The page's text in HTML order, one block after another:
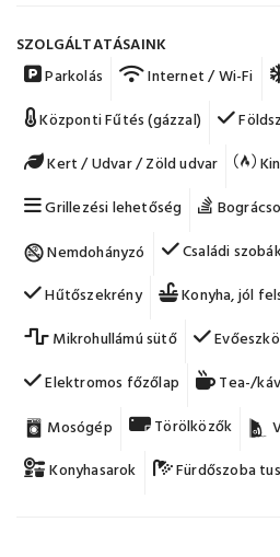
SZOLGÁLTATÁSAINK
Parkolás
Internet / Wi-Fi
Központi Fűtés (gázzal)
Kert / Udvar / Zöld udvar
Grillezési lehetőség
Nemdohányzó
Családi
Hűtőszekrény
Konyha, jól
Mikrohullámú sütő
Elektromos főzőlap
Tea-/
Mosógép
Törölközők
Konyhasarok
Fürdőszoba